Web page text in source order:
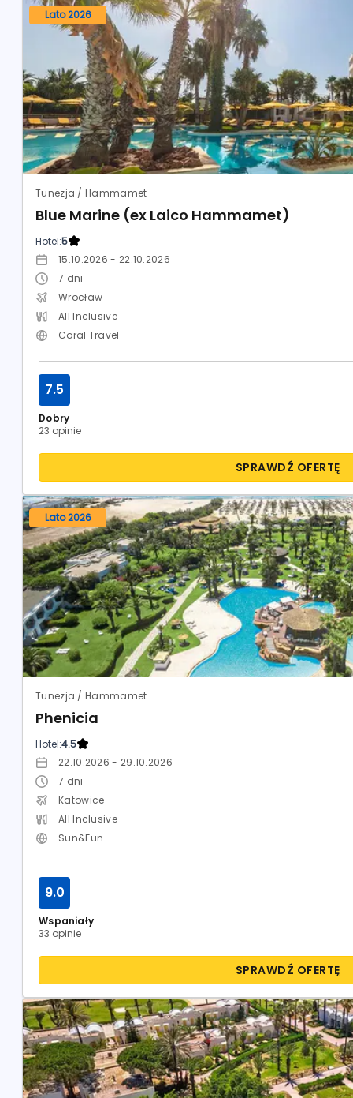
Lato 2026
Tunezja / Hammamet
Blue Marine (ex Laico Hammamet)
Hotel:5
15.10.2026 - 22.10.2026
7 dni
Wrocław
All Inclusive
Coral Travel
Dobry
23 opinie
7.5
SPRAWDŹ OFERTĘ
Lato 2026
Tunezja / Hammamet
Phenicia
Hotel:4.5
22.10.2026 - 29.10.2026
7 dni
Katowice
All Inclusive
Sun&Fun
Wspaniały
33 opinie
9.0
SPRAWDŹ OFERTĘ